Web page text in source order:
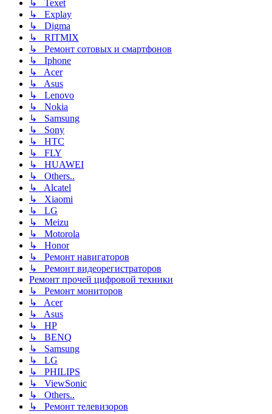
↳ Texet
↳ Explay
↳ Digma
↳ RITMIX
↳ Ремонт сотовых и смартфонов
↳ Iphone
↳ Acer
↳ Asus
↳ Lenovo
↳ Nokia
↳ Samsung
↳ Sony
↳ HTC
↳ FLY
↳ HUAWEI
↳ Others..
↳ Alcatel
↳ Xiaomi
↳ LG
↳ Meizu
↳ Motorola
↳ Honor
↳ Ремонт навигаторов
↳ Ремонт видеорегистраторов
Ремонт прочей цифровой техники
↳ Ремонт мониторов
↳ Acer
↳ Asus
↳ HP
↳ BENQ
↳ Samsung
↳ LG
↳ PHILIPS
↳ ViewSonic
↳ Others..
↳ Ремонт телевизоров